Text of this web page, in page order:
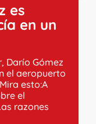
es
en un
Darío Gómez
el aeropuerto
esto:A
el
razones